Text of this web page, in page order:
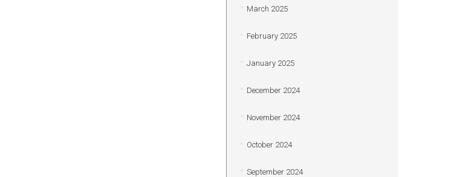
March 2025
February 2025
January 2025
December 2024
November 2024
October 2024
September 2024